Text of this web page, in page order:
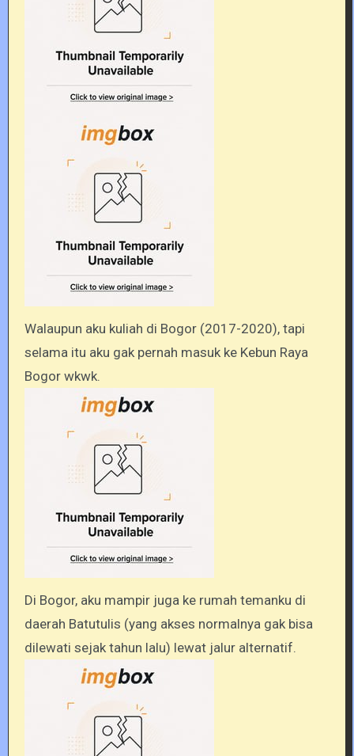
Walaupun aku kuliah di Bogor (2017-2020), tapi
selama itu aku gak pernah masuk ke Kebun Raya
Bogor wkwk.
Di Bogor, aku mampir juga ke rumah temanku di
daerah Batutulis (yang akses normalnya gak bisa
dilewati sejak tahun lalu) lewat jalur alternatif.